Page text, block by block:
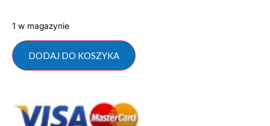
1 w magazynie
DODAJ DO KOSZYKA